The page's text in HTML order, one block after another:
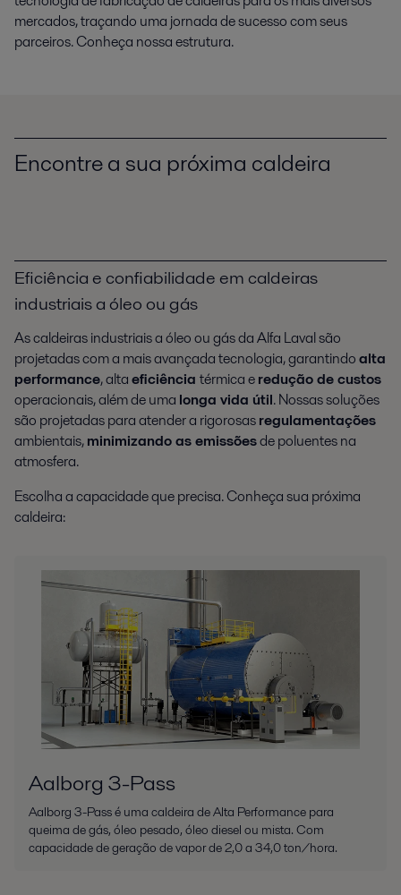
mercados, traçando uma jornada de sucesso com seus
parceiros. Conheça nossa estrutura.
Encontre a sua próxima caldeira
Eficiência e confiabilidade em caldeiras
industriais a óleo ou gás
As caldeiras industriais a óleo ou gás da Alfa Laval são
projetadas com a mais avançada tecnologia, garantindoalta
performance, altaeficiência térmica eredução de custos
operacionais, além de uma longa vida útil. Nossas soluções
são projetadas para atender a rigorosasregulamentações
ambientais,minimizando as emissõesde poluentes na
atmosfera.
Escolha a capacidade que precisa. Conheça sua próxima
caldeira:
Aalborg 3-Pass
Aalborg 3-Pass é uma caldeira de Alta Performance para
queima de gás, óleo pesado, óleo diesel ou mista. Com
capacidade de geração de vapor de 2,0 a 34,0 ton/hora.